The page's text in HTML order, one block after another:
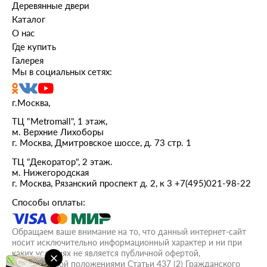
сроку двери изготовили раньше максимально
запланированных сроков. Дальше все четко на
каждом этапе - сначала согласовали доставку,
привезли вовремя, аккуратно разгрузили.
Большое спасибо. Согласовали установку. Очень
трудоемкий процесс, но результат - слово
"восторг" не передает всех впечатлений. Могу
только еще раз выразить свою благодарность и
надежду, что и служить они будут также
безупречно
г.Москва,
ТЦ "Metromall", 1 этаж,
м. Верхние Лихоборы
г. Москва, Дмитровское шоссе, д. 73 стр. 1
ТЦ "Декоратор", 2 этаж.
м. Нижегородская
г. Москва, Рязанский проспект д. 2, к 3 +7(495)021-98-22
Способы оплаты:
Деревянные двери
Каталог
О нас
Где купить
Галерея
Мы в социальных сетях:
Обращаем ваше внимание на то, что данный интернет-сайт
носит исключительно информационный характер и ни при
каких условиях не является публичной офертой,
определяемой положениями Статьи 437 (2) Гражданского